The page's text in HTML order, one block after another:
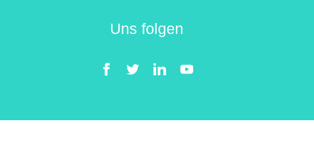
Uns folgen